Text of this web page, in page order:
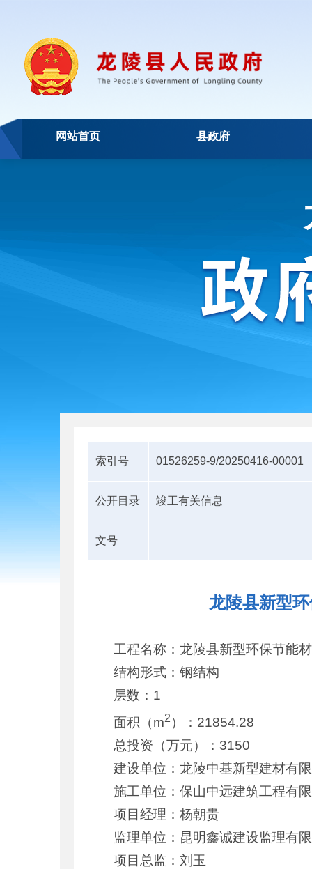
网站首页 县政府
索引号 01526259-9/20250416-00001
公开目录 竣工有关信息
文号
龙陵县新型
工程名称：龙陵县新型环保节能
结构形式：钢结构
层数：1
面积（m2 ）：21854.28
总投资（万元）：3150
建设单位：龙陵中基新型建材有
施工单位：保山中远建筑工程有
项目经理：杨朝贵
监理单位：昆明鑫诚建设监理有
项目总监：刘玉